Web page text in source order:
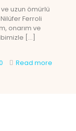
uzun ömürlü
Ferroli
onarım ve
[…]
Read more